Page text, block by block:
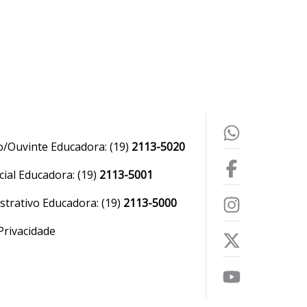
Ouvinte Educadora: (19) 2113-5020
Educadora: (19) 2113-5001
Educadora: (19) 2113-5000